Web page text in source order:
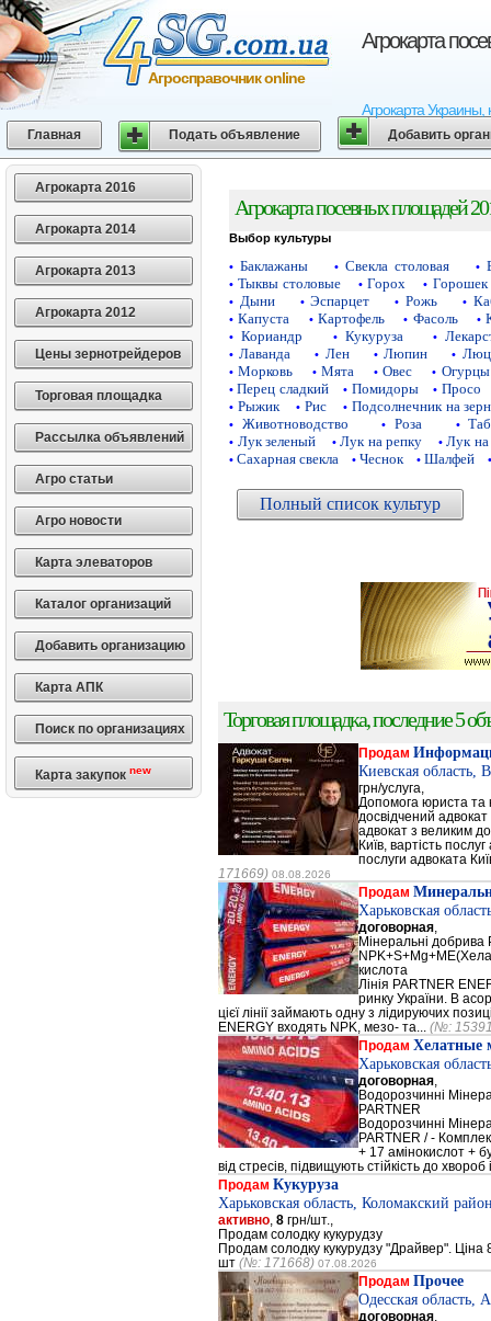
Агрокарта
Агрокарта
Агросправочник online
Главная Подать объявление Добавить
Агрокарта 2016
Агрокарта 2014
Агрокарта 2013
Агрокарта 2012
Цены зернотрейдеров
Торговая площадка
Рассылка объявлений
Агро статьи
Агро новости
Карта элеваторов
Каталог организаций
Добавить организацию
Карта АПК
Поиск по организациях
Карта закупок new
Агрокарта посевных площадей
Выбор культуры
• Баклажаны • Свекла столовая •
• Тыквы столовые • Горох • Горошек
• Дыни • Эспарцет • Рожь •
• Капуста • Картофель • Фасоль •
• Кориандр • Кукуруза •
• Лаванда • Лен • Люпин •
• Морковь • Мята • Овес • Огурцы
• Перец сладкий • Помидоры • Просо
• Рыжик • Рис • Подсолнечник на
• Животноводство • Роза •
• Лук зеленый • Лук на репку • Лук на
• Сахарная свекла • Чеснок • Шалфей •
Полный список культур
Торговая площадка, последние 5
Продам
Киевская область,
грн/услуга,
Допомога юриста та
досвідчений
адвокат з великим
Київ, вартість
послуги адвоката
171669) 08.08.2026
Продам
Харьковская
договорная
Мінеральні добрива
кислота
Лінія PARTNER
ринку України. В
цієї лінії займають одну з лідируючих
ENERGY входять NPK, мезо- та... (№:
Продам Хелатные
Харьковская
договорная
Водорозчинні
PARTNER
Водорозчинні
PARTNER / -
+ 17 амінокислот +
від стресів, підвищують стійкість до хвороб
Продам Кукуруза
Харьковская область, Коломакский
активно 8 грн/шт.,
Продам солодку кукурудзу
Продам солодку кукурудзу "Драйвер". Ціна
шт (№: 171668) 07.08.2026
Продам Прочее
Одесская область,
договорная